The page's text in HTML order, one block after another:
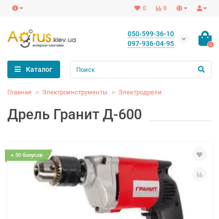
0
0
050-599-36-10
097-936-04-95
0
Каталог
Главная Электроинструменты Электродрели
Дрель Гранит Д-600
+ 30 бонусов